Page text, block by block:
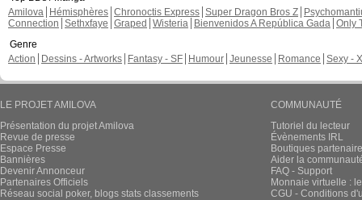
Amilova
Hémisphères Chronoctis Express Super Dragon Bros Z
Connection Sethxfaye Graped Wisteria Bienvenidos A República Gada Only
Genre
Action
Dessins - Artworks Fantasy - SF Humour Jeunesse Romance Sexy -
LE PROJET AMILOVA
Présentation du projet Amilova
Revue de presse
Espace Presse
Bannières
Devenir Annonceur
Partenaires Officiels
Réseau social poker, blogs stats classements
COMMUNAUTÉ
Tutoriel du lecteur
Évènements IRL
Boutiques
Aider la
FAQ - Support
Monnaie virtuelle :
CGU - Conditions